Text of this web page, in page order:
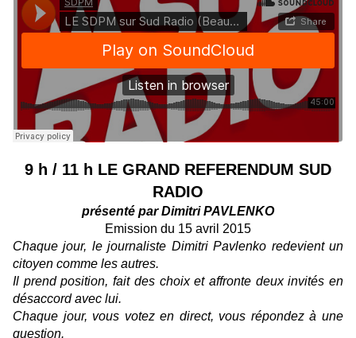
9 h / 11 h LE GRAND REFERENDUM SUD
RADIO
présenté par Dimitri PAVLENKO
Emission du 15 avril 2015
Chaque jour, le journaliste Dimitri Pavlenko redevient un
citoyen comme les autres.
Il prend position, fait des choix et affronte deux invités en
désaccord avec lui.
Chaque jour, vous votez en direct, vous répondez à une
question.